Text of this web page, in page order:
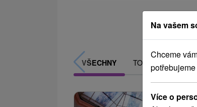
VŠECHNY TOP -
Na vašem
Chceme
Více o